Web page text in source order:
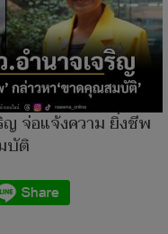
ญ จ่อแจ้งความ ยิ่งชีพ
บัติ